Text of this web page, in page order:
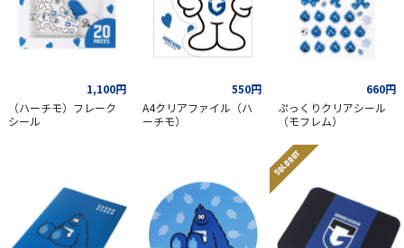
1,100円
（ハーチモ）フレーク
シール
550円
A4クリアファイル（ハ
ーチモ）
660円
ぷっくりクリアシール
（モフレム）
SOLD OUT